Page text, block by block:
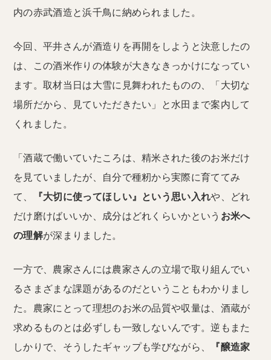
内の赤武酒造と浜千鳥に納められました。
今回、平井さんが酒造りを再開をしようと決意したの
は、この酒米作りの体験が大きなきっかけになってい
ます。取材当日は大雪に見舞われたものの、「大切な
場所だから、見ていただきたい」と水田まで案内して
くれました。
「酒蔵で働いていたころは、精米された後のお米だけ
を見ていましたが、自分で種籾から実際に育ててみ
て、
『大切に使ってほしい』という思い入れや、どれ
だけ磨けばいいか、成分はどれくらいかという お米へ
の理解が深まりました。
一方で、農家さんには農家さんの立場で取り組んでい
るさまざまな課題があるのだということもわかりまし
た。農家にとって理想のお米の品質や収量は、酒蔵が
求めるものとは必ずしも一致しないんです。逆もまた
しかりで、そうしたギャップも学びながら、
『醸造家